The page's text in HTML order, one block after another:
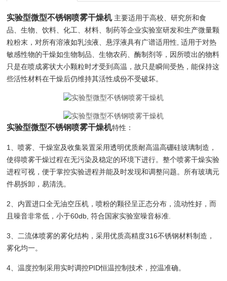
实验型微型不锈钢喷雾干燥机 主要适用于高校、研究所和食
品、生物、饮料、化工、材料、制药等企业实验室研发和生产微量颗
粒粉末，对所有溶液如乳浊液、悬浮液具有广谱适用性, 适用于对热
敏感性物的干燥如生物制品、生物农药、酶制剂等，因所喷出的物料
只是在喷成雾状大小颗粒时才受到高温，故只是瞬间受热，能保持这
些活性材料在干燥后仍维持其活性成份不受破坏。
实验型微型不锈钢喷雾干燥机特性：
1、喷雾、干燥室及收集装置采用透明优质耐高温高硼硅玻璃制造，
使得喷雾干燥过程在无污染及稳定的环境下进行。整个喷雾干燥实验
进程可视，便于掌控实验进程并能及时发现和调整问题。所有玻璃元
件易拆卸，易清洗。
2、内置进口全无油空压机 ，喷粉的颗径呈正态分布，流动性好，而
且噪音非常低，小于60db, 符合国家实验室噪音标准.
3、二流体喷雾的雾化结构，采用优质高精度316不锈钢材料制造，
雾化均一。
4、温度控制采用实时调控PID恒温控制技术，控温准确。